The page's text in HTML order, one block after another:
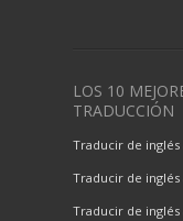
LOS 10
TRADUCCIÓN
Traducir de inglés
Traducir de
Traducir de